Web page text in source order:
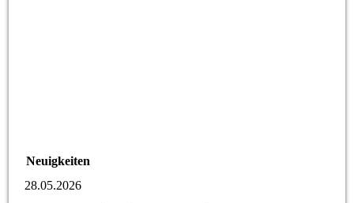
Neuigkeiten
28.05.2026